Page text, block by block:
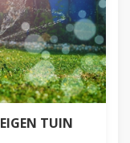
TUIN